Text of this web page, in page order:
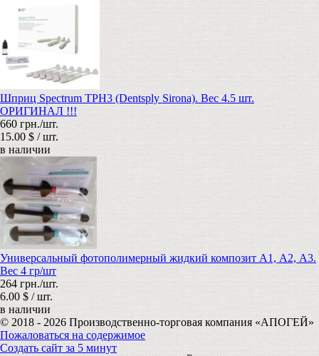
Шприц Spectrum TPH3 (Dentsply Sirona). Вес 4.5 шт.
ОРИГИНАЛ !!!
660 грн./шт.
15.00 $ / шт.
в наличии
Универсальный фотополимерный жидкий композит А1, А2, А3.
Вес 4 гр/шт
264 грн./шт.
6.00 $ / шт.
в наличии
© 2018 - 2026 Производственно-торговая компания «АПОГЕЙ»
Пожаловаться на содержимое
Создать сайт за 5 минут